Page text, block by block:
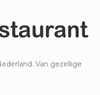
Van gezellige